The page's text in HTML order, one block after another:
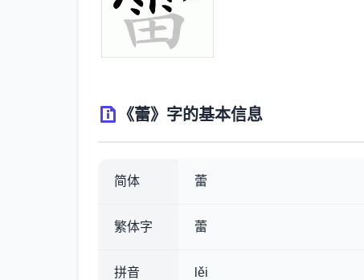
《蕾》字的基本信息
简体 蕾
繁体字 蕾
拼音 lěi